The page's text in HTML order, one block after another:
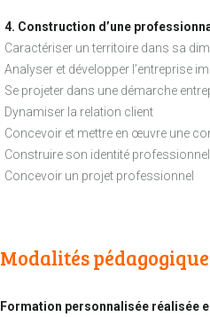
4. Construction d’une
Caractériser un territoire dans sa
Analyser et développer l’entreprise
Se projeter dans une démarche
Dynamiser la relation client
Concevoir et mettre en œuvre une
Construire son identité
Concevoir un projet professionnel
Modalités
Formation personnalisée réalisée